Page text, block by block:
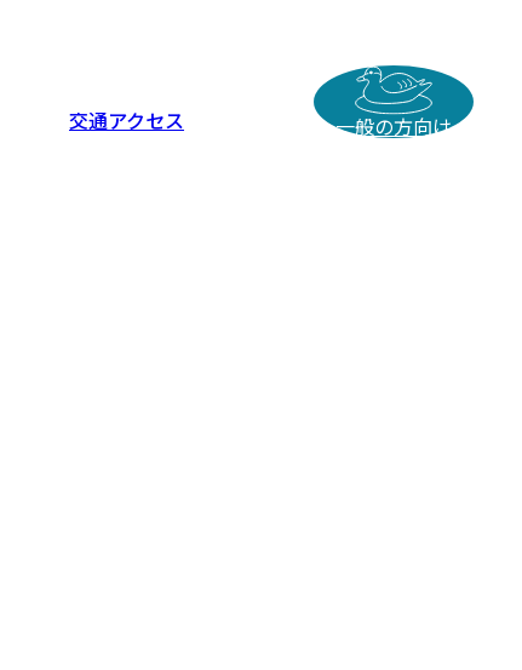
交通アクセス 一般の方向け